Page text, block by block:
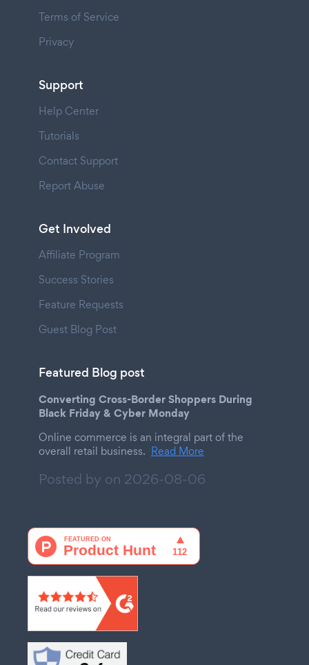
Terms of Service
Privacy
Support
Help Center
Tutorials
Contact Support
Report Abuse
Get Involved
Affiliate Program
Success Stories
Feature Requests
Guest Blog Post
Featured Blog post
Converting Cross-Border Shoppers During
Black Friday & Cyber Monday
Online commerce is an integral part of the
overall retail business. Read More
Posted by on 2026-08-06